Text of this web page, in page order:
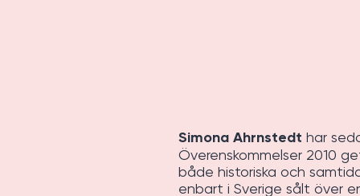
Simona Ahrnstedt har
Överenskommelser 2010
både historiska och
enbart i Sverige sålt över